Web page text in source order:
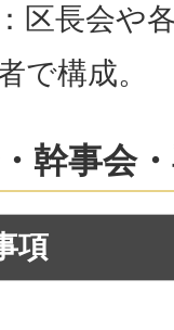
区長会や
で構成。
幹事会
項